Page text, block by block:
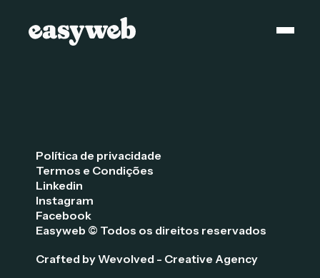
Política de privacidade
Termos e Condições
Linkedin
Instagram
Facebook
Easyweb © Todos os direitos reservados
Crafted by Wevolved - Creative Agency